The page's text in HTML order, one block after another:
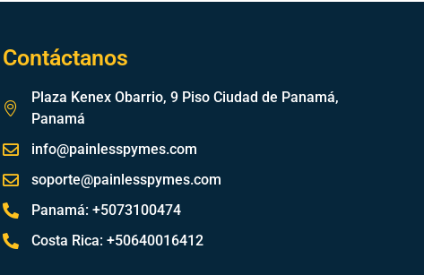
Contáctanos
Plaza Kenex Obarrio, 9 Piso Ciudad de Panamá,
Panamá
info@painlesspymes.com
soporte@painlesspymes.com
Panamá: +5073100474
Costa Rica: +50640016412